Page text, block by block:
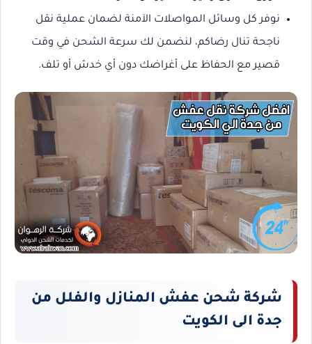
نوفر كل وسائل المواصلات الآمنة لضمان عملية نقل
ناجحة تنال رضاكم، لنضمن لك سرعة الشحن في وقت
قصير مع الحفاظ على أغراضك دون أي خدش أو تلف.
شركة شحن عفش المنازل والفلل من
جدة الى الكويت